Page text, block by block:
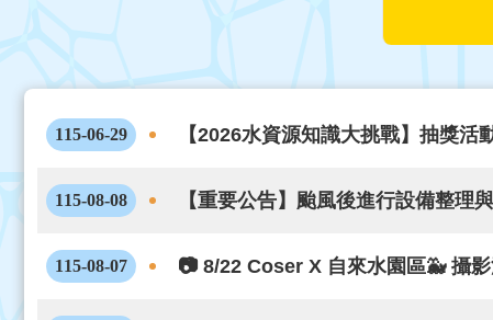
115-06-29 【2026水資源知識大挑戰】抽獎
115-08-08 【重要公告】颱風後進行設備整理
115-08-07 📷 8/22 Coser X 自來水園區🐳 攝